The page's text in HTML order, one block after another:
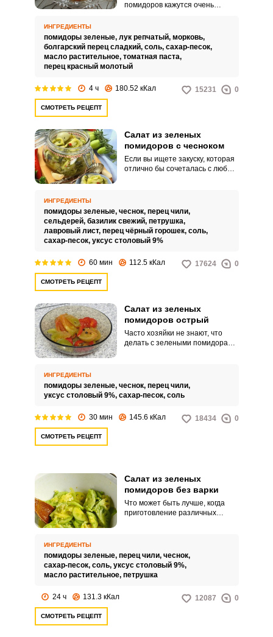
помидоров кажутся очень
получится иной вкус. В этом
рецепте вам предлагается
приготовить салат из зеленых
помидоров с добавлением
продукты замечательно дружат.
ИНГРЕДИЕНТЫ
помидоры зеленые, лук репчатый, морковь,
болгарский перец сладкий, соль, сахар-песок,
масло растительное, томатная паста,
перец красный молотый
4 ч 180.52 кКал 15231 0
СМОТРЕТЬ РЕЦЕПТ
Салат из зеленых
помидоров с чесноком
Если вы ищете закуску, которая
отлично бы сочеталась с любым
помидоров с чесноком. Этот
пикантный, сочный и
насыщенный вкусом и ароматом
салат быстро станет
ИНГРЕДИЕНТЫ
помидоры зеленые, чеснок, перец чили,
сельдерей, базилик свежий, петрушка,
лавровый лист, перец чёрный горошек, соль,
сахар-песок, уксус столовый 9%
60 мин 112.5 кКал 17624 0
СМОТРЕТЬ РЕЦЕПТ
Салат из зеленых
помидоров острый
Часто хозяйки не знают, что
делать с зелеными помидорами.
на зиму.
ИНГРЕДИЕНТЫ
помидоры зеленые, чеснок, перец чили,
уксус столовый 9%, сахар-песок, соль
30 мин 145.6 кКал 18434 0
СМОТРЕТЬ РЕЦЕПТ
Салат из зеленых
помидоров без варки
Что может быть лучше, когда
приготовление различных
помидоров без варки.
Прекрасная ароматная закуска
с непревзойденным вкусом
подойдет практически к любому
ИНГРЕДИЕНТЫ
помидоры зеленые, перец чили, чеснок,
сахар-песок, соль, уксус столовый 9%,
масло растительное, петрушка
24 ч 131.3 кКал 12087 0
СМОТРЕТЬ РЕЦЕПТ